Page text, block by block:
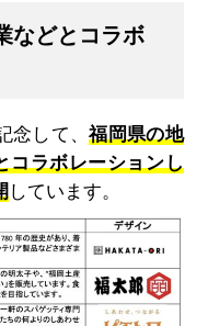
などとコラボ
念して、福岡県の地
コラボレーションし
しています。